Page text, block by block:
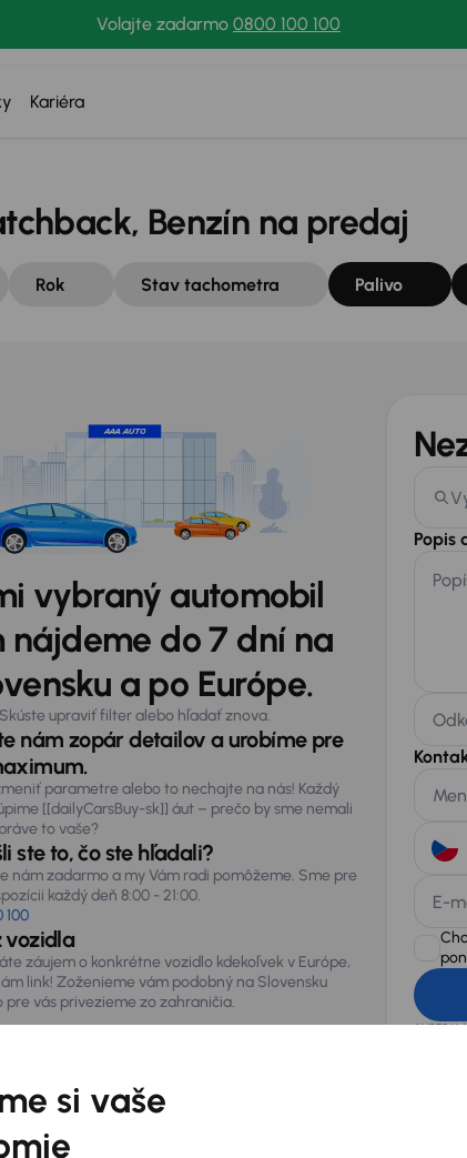
Volajte zadarmo 0800 100 100
Kariéra
Benzín na predaj
Rok Stav tachometra Palivo
vybraný automobil
nájdeme do 7 dní na
a po Európe.
Skúste upraviť filter alebo hľadať znova.
nám zopár detailov a urobíme pre
parametre alebo to nechajte na nás! Každý
[[dailyCarsBuy-sk]] áut – prečo by sme nemali
to vaše?
ste to, čo ste hľadali?
nám zadarmo a my Vám radi pomôžeme. Sme pre
každý deň 8:00 - 21:00.
100
vozidla
záujem o konkrétne vozidlo kdekoľvek v Európe,
link! Zoženieme vám podobný na Slovensku
pre vás privezieme zo zahraničia.
Popis
E-
AURES
si vaše